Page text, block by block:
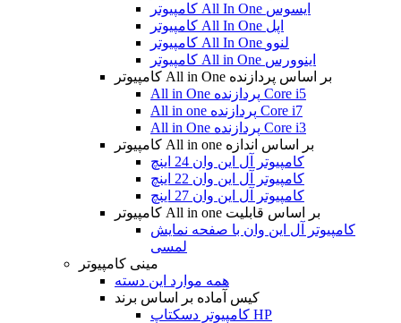
کامپیوتر All In One ایسوس
کامپیوتر All In One اپل
کامپیوتر All In One لنوو
کامپیوتر All in One اینوورس
کامپیوتر All in One بر اساس پردازنده
All in One پردازنده Core i5
All in one پردازنده Core i7
All in One پردازنده Core i3
کامپیوتر All in one بر اساس اندازه
کامپیوتر آل این وان 24 اینچ
کامپیوتر آل این وان 22 اینچ
کامپیوتر آل این وان 27 اینچ
کامپیوتر All in one بر اساس قابلیت
کامپیوتر آل این وان با صفحه نمایش
لمسی
مینی کامپیوتر
همه موارد این دسته
کیس آماده بر اساس برند
کامپیوتر دسکتاپ HP